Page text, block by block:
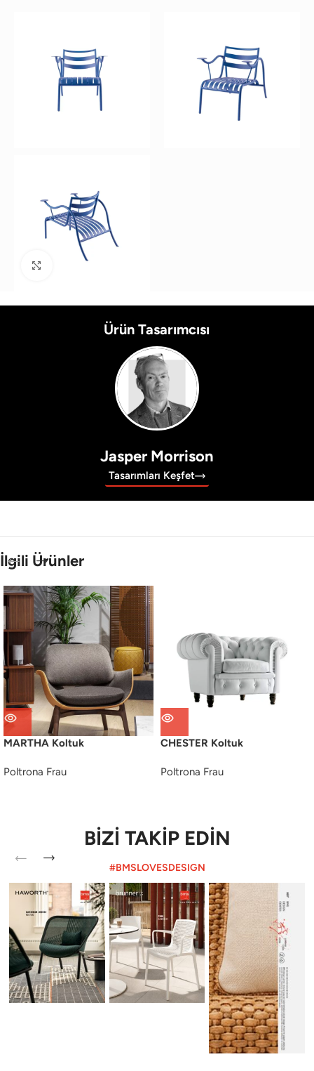
Büyütmek için tıklayın
Ürün Tasarımcısı
Jasper Morrison
Tasarımları Keşfet
İlgili Ürünler
MARTHA Koltuk
Poltrona Frau
CHESTER Koltuk
Poltrona Frau
BİZİ TAKİP EDİN
#BMSLOVESDESIGN